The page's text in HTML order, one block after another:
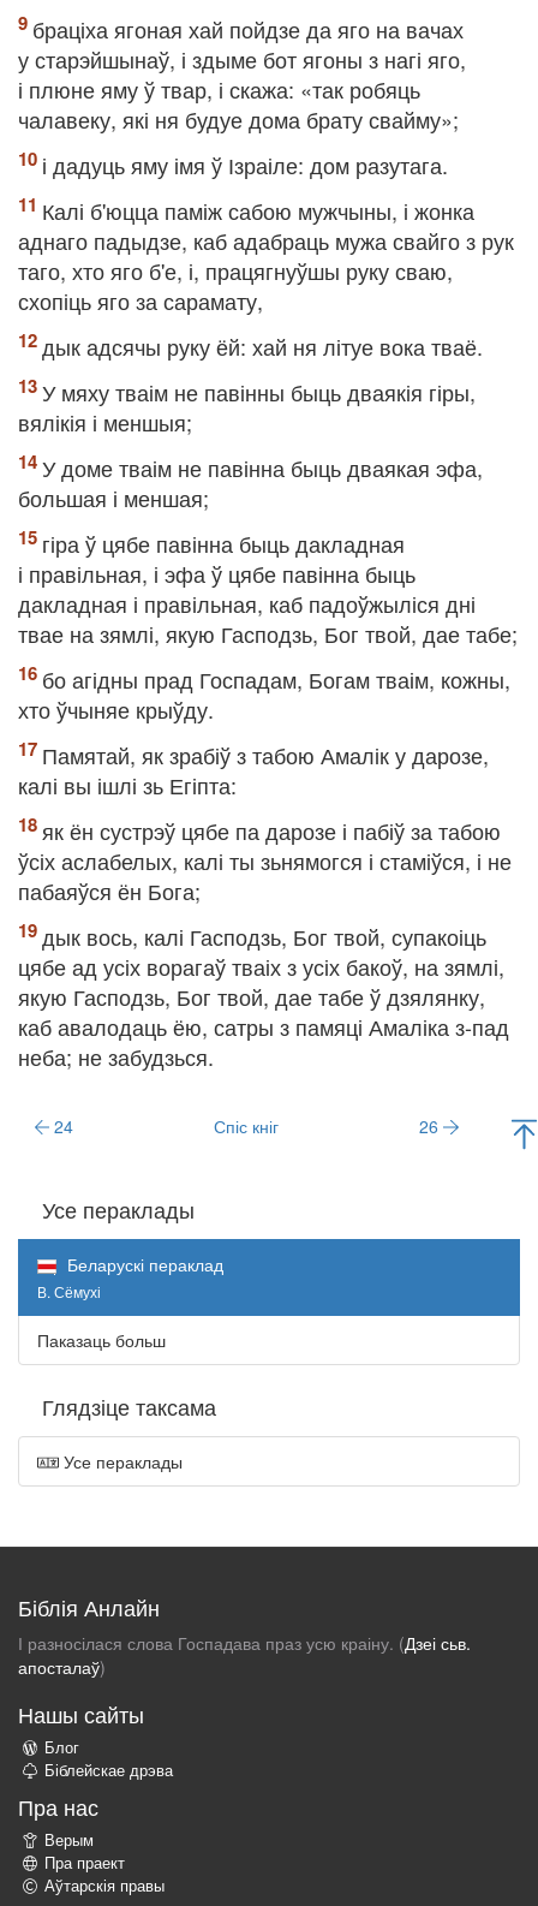
браціха ягоная хай пойдзе да яго на вачах
у старэйшынаў, і здыме бот ягоны з нагі яго,
і плюне яму ў твар, і скажа: «так робяць
чалавеку, які ня будуе дома брату свайму»;
і дадуць яму імя ў Ізраіле: дом разутага.
Калі б'юцца паміж сабою мужчыны, і жонка
аднаго падыдзе, каб адабраць мужа свайго з рук
таго, хто яго б'е, і, працягнуўшы руку сваю,
схопіць яго за сарамату,
дык адсячы руку ёй: хай ня літуе вока тваё.
У мяху тваім не павінны быць дваякія гіры,
вялікія і меншыя;
У доме тваім не павінна быць дваякая эфа,
большая і меншая;
гіра ў цябе павінна быць дакладная
і правільная, і эфа ў цябе павінна быць
дакладная і правільная, каб падоўжыліся дні
твае на зямлі, якую Гасподзь, Бог твой, дае табе;
бо агідны прад Госпадам, Богам тваім, кожны,
хто ўчыняе крыўду.
Памятай, як зрабіў з табою Амалік у дарозе,
калі вы ішлі зь Егіпта:
як ён сустрэў цябе па дарозе і пабіў за табою
ўсіх аслабелых, калі ты зьнямогся і стаміўся, і не
пабаяўся ён Бога;
дык вось, калі Гасподзь, Бог твой, супакоіць
цябе ад усіх ворагаў тваіх з усіх бакоў, на зямлі,
якую Гасподзь, Бог твой, дае табе ў дзялянку,
каб авалодаць ёю, сатры з памяці Амаліка з-пад
неба; не забудзься.
24 Спіс кніг 26
Усе пераклады
Беларускі пераклад
В. Сёмухі
Паказаць больш
Глядзіце таксама
Усе пераклады
Біблія Анлайн
І разносілася слова Госпадава праз усю краіну. (Дзеі сьв.
апосталаў)
Нашы сайты
Блог
Біблейскае дрэва
Пра нас
Верым
Пра праект
Аўтарскія правы